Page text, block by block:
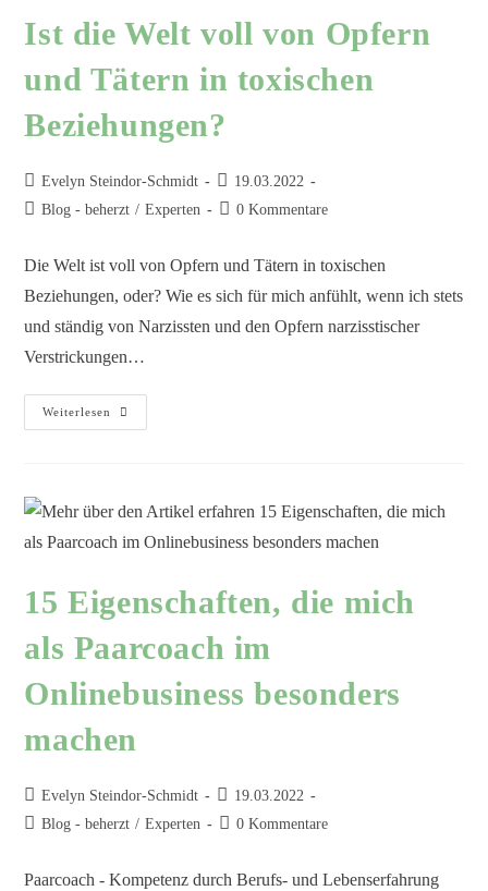
Ist die Welt voll von Opfern
und Tätern in toxischen
Beziehungen?
Evelyn Steindor-Schmidt
19.03.2022
Blog - beherzt / Experten 0 Kommentare
Die Welt ist voll von Opfern und Tätern in toxischen
Beziehungen, oder? Wie es sich für mich anfühlt, wenn ich stets
und ständig von Narzissten und den Opfern narzisstischer
Verstrickungen…
Weiterlesen
15 Eigenschaften, die mich
als Paarcoach im
Onlinebusiness besonders
machen
Evelyn Steindor-Schmidt
19.03.2022
Blog - beherzt / Experten 0 Kommentare
Paarcoach - Kompetenz durch Berufs- und Lebenserfahrung